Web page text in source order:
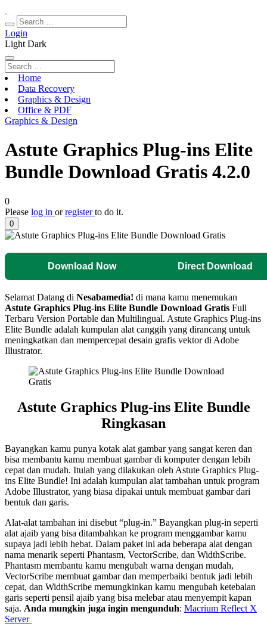
Login
Light Dark
Home
Data Recovery
Graphics & Design
Office & PDF
Graphics & Design
Astute Graphics Plug-ins Elite
Bundle Download Gratis 4.2.0
0
Please log in orregisterto do it.
0
Download Now Direct Download
Selamat Datang di Nesabamedia! di mana kamu menemukan
Astute Graphics Plug-ins Elite Bundle Download Gratis Full
Terbaru Version Portable dan Multilingual. Astute Graphics Plug-ins
Elite Bundle adalah kumpulan alat canggih yang dirancang untuk
meningkatkan dan mempercepat desain grafis vektor di Adobe
Illustrator.
Astute Graphics Plug-ins Elite Bundle
Ringkasan
Bayangkan kamu punya kotak alat gambar yang sangat keren dan
bisa membantu kamu membuat gambar di komputer dengan lebih
cepat dan mudah. Itulah yang dilakukan oleh Astute Graphics Plug-
ins Elite Bundle! Ini adalah kumpulan alat tambahan untuk program
Adobe Illustrator, yang biasa dipakai untuk membuat gambar dari
bentuk dan garis.
Alat-alat tambahan ini disebut “plug-in.” Bayangkan plug-in seperti
alat ajaib yang bisa ditambahkan ke program menggambar kamu
supaya jadi lebih hebat. Dalam paket ini ada beberapa alat dengan
nama menarik seperti Phantasm, VectorScribe, dan WidthScribe.
Phantasm membantu kamu mengubah warna dengan mudah,
VectorScribe membuat gambar dan memperbaiki bentuk jadi lebih
cepat, dan WidthScribe memungkinkan kamu mengubah ketebalan
garis seperti pensil ajaib yang bisa melebar atau menyempit kapan
saja. Anda mungkin juga ingin mengunduh: Macrium Reflect X
Server